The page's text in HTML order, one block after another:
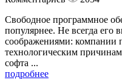
Свободное программное
популярнее. Не всегда
соображениями: компании
технологическим
софта ...
подробнее